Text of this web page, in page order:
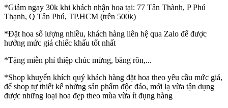
*Giảm ngay 30k khi khách nhận hoa tại: 77 Tân Thành, P Phú
Thạnh, Q Tân Phú, TP.HCM (trên 500k)
*Đặt hoa số lượng nhiều, khách hàng liên hệ qua Zalo để được
hưởng mức giá chiếc khấu tốt nhất
*Tặng miễn phí thiệp chúc mừng, băng rôn,...
*Shop khuyến khích quý khách hàng đặt hoa theo yêu cầu mức giá,
để shop tự thiết kế những sản phẩm độc đáo, mới lạ vừa tận dụng
được những loại hoa đẹp theo mùa vừa ít đụng hàng